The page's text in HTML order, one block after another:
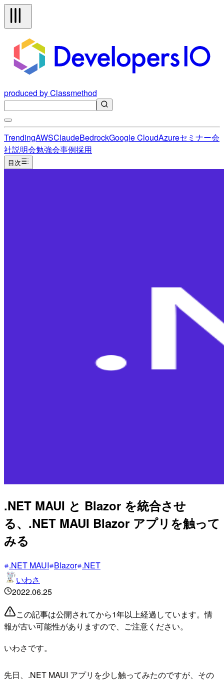
produced by Classmethod
TrendingAWSClaudeBedrockGoogle CloudAzureセミナー会
社説明会勉強会事例採用
目次
.NET MAUI と Blazor を統合させ
る、.NET MAUI Blazor アプリを触って
みる
.NET MAUI Blazor .NET
いわさ
2022.06.25
この記事は公開されてから1年以上経過しています。情
報が古い可能性がありますので、ご注意ください。
いわさです。
先日、.NET MAUI アプリを少し触ってみたのですが、その